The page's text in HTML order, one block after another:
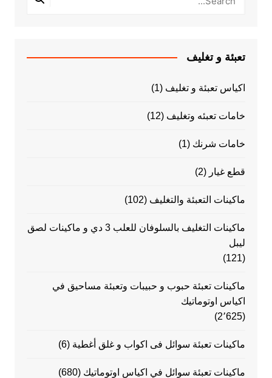
تعبئة و تغليف
اكياس تعبئة و تغليف (1)
خامات تعبئه وتغليف (12)
خامات شرنك (1)
قطع غيار (2)
ماكينات التعبئة والتغليف (102)
ماكينات التغليف بالسلوفان للعلب 3 دي و ماكينات لصق
ليبل
(121)
ماكينات تعبئة حبوب و حبيبات وتعبئة مساحيق في
اكياس اوتوماتيك
(2٬625)
ماكينات تعبئة سوائل فى اكواب و غلق أغطية (6)
ماكينات تعبئة سوائل في اكياس اوتوماتيك (680)